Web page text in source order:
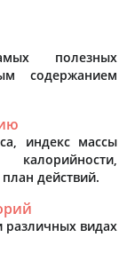
полезных
содержанием
индекс массы
действий.
различных видах